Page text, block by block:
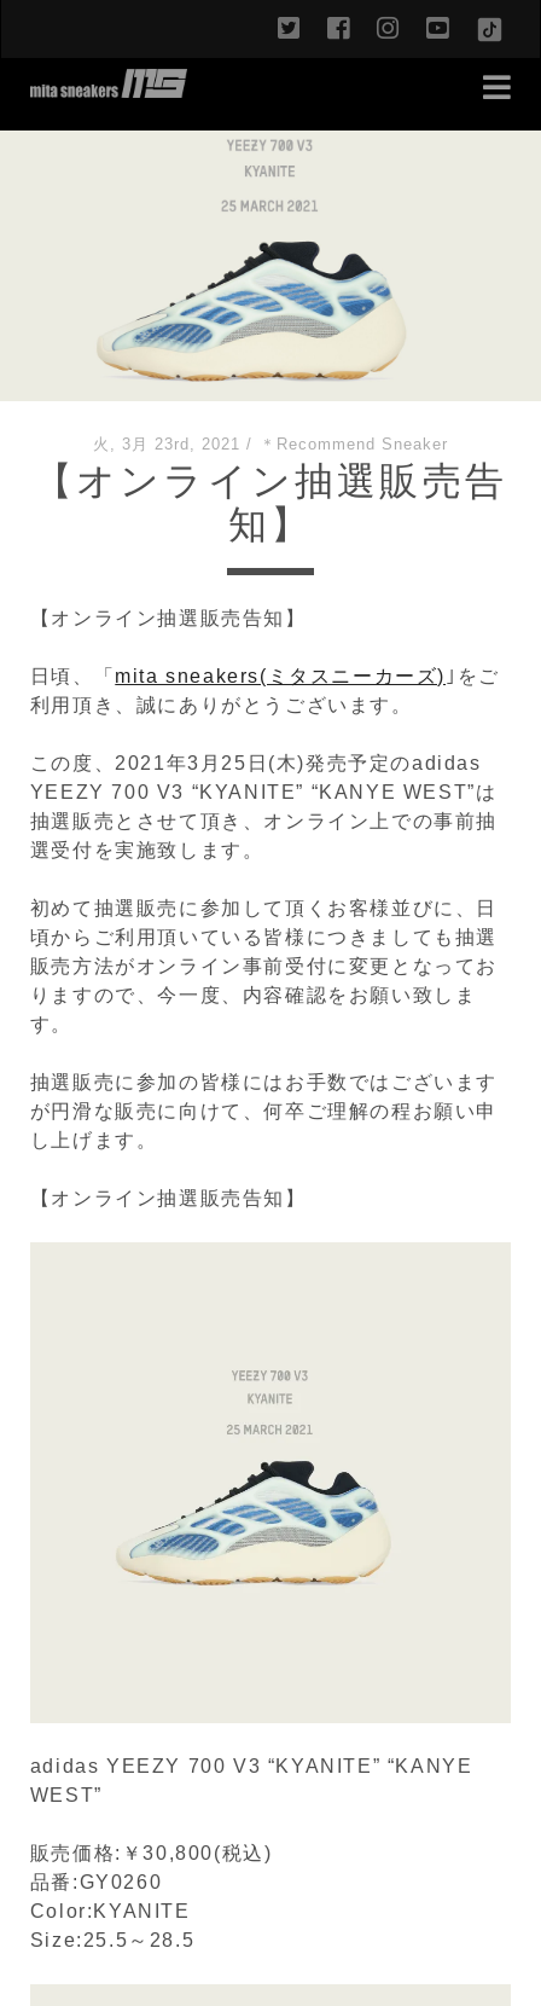
twitterfacebookinstagram
火, 3月 23rd, 2021 / ＊Recommend Sneaker
【オンライン抽選販売告
知】
【オンライン抽選販売告知】
日頃、「 mita sneakers(ミタスニーカーズ) ｣をご
利用頂き、誠にありがとうございます。
この度、2021年3月25日(木)発売予定のadidas
YEEZY 700 V3 “KYANITE” “KANYE WEST”は
抽選販売とさせて頂き、オンライン上での事前抽
選受付を実施致します。
初めて抽選販売に参加して頂くお客様並びに、日
頃からご利用頂いている皆様につきましても抽選
販売方法がオンライン事前受付に変更となってお
りますので、今一度、内容確認をお願い致しま
す。
抽選販売に参加の皆様にはお手数ではございます
が円滑な販売に向けて、何卒ご理解の程お願い申
し上げます。
【オンライン抽選販売告知】
adidas YEEZY 700 V3 “KYANITE” “KANYE
WEST”
販売価格:￥30,800(税込)
品番:GY0260
Color:KYANITE
Size:25.5～28.5